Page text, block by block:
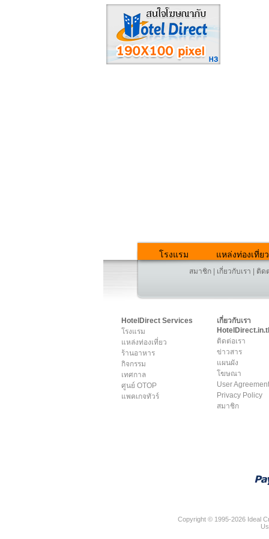
โรงแรม แหล่งท่องเที่ยว
สมาชิก เกี่ยวกับเรา ติด
HotelDirect Services
โรงแรม
แหล่งท่องเที่ยว
ร้านอาหาร
กิจกรรม
เทศกาล
ศูนย์ OTOP
แพคเกจทัวร์
เกี่ยวกับเรา
ติดต่อเรา
ข่าวสาร
แผนผัง
โฆษณา
User Agreement
Privacy Policy
สมาชิก
Copyright © 1995-2026 Ideal